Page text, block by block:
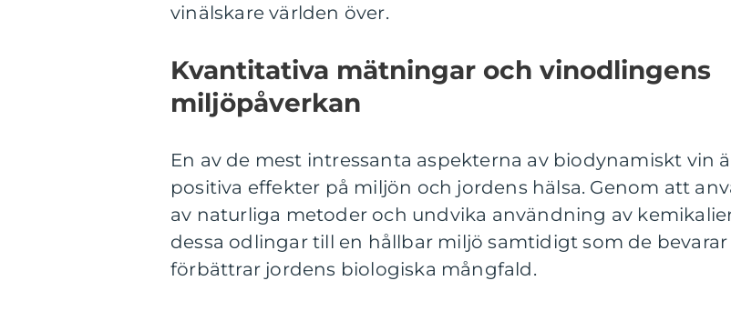
vinälskare världen över.
Kvantitativa mätningar och vinodlingens
miljöpåverkan
En av de mest intressanta aspekterna av biodynamiskt vin
positiva effekter på miljön och jordens hälsa. Genom att
av naturliga metoder och undvika användning av
dessa odlingar till en hållbar miljö samtidigt som de bevarar
förbättrar jordens biologiska mångfald.